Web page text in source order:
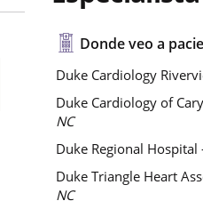
Donde veo a
Duke Cardiology
Duke Cardiology of
NC
Duke Regional Hospital
Duke Triangle Heart
NC